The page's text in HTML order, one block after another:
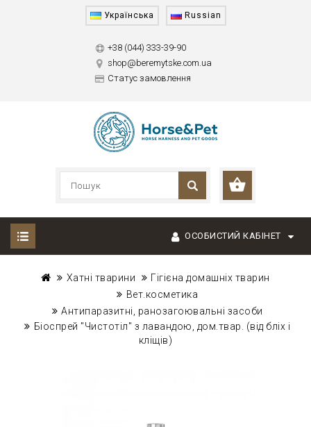
Українська Russian
+38 (044) 333-39-90
shop@beremytske.com.ua
Статус замовлення
ОСОБИСТИЙ КАБІНЕТ
Хатні тварини
Гігієна домашніх тварин
Вет.косметика
Антипаразитні, ранозагоювальні засоби
Біоспрей "Чистотіл" з лавандою, дом.твар. (від бліх і
кліщів)